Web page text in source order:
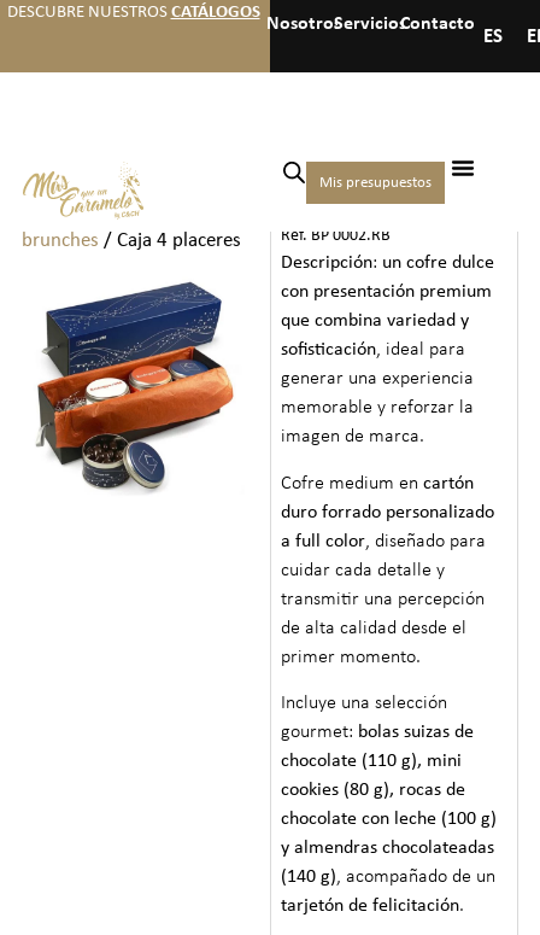
DESCUBRE NUESTROS CATÁLOGOS
NosotrosServiciosContacto
ES
Mis presupuestos
Inicio/
Welcome packs y
brunchs/Welcome packs y
brunches / Caja 4 placeres
CAJA 4 PLACERES
Ref. BP 0002.RB
Descripción: un cofre dulce
con presentación premium
que combina variedad y
sofisticación, ideal para
generar una experiencia
memorable y reforzar la
imagen de marca.
Cofre medium encartón
duro forrado personalizado
a full color, diseñado para
cuidar cada detalle y
transmitir una percepción
de alta calidad desde el
primer momento.
Incluye una selección
gourmet: bolas suizas de
chocolate (110 g), mini
cookies (80 g), rocas de
chocolate con leche (100 g)
y almendras chocolateadas
(140 g), acompañado de un
tarjetón de felicitación.